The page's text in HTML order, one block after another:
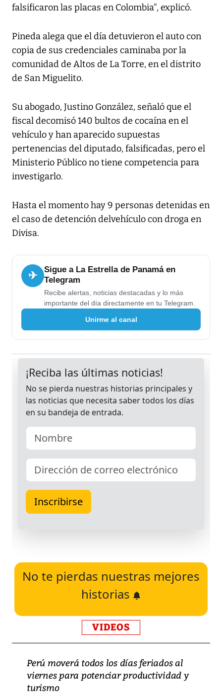
falsificaron las placas en Colombia", explicó.
Pineda alega que el día detuvieron el auto con
copia de sus credenciales caminaba por la
comunidad de Altos de La Torre, en el distrito
de San Miguelito.
Su abogado, Justino González, señaló que el
fiscal decomisó 140 bultos de cocaína en el
vehículo y han aparecido supuestas
pertenencias del diputado, falsificadas, pero el
Ministerio Público no tiene competencia para
investigarlo.
Hasta el momento hay 9 personas detenidas en
el caso de detención delvehículo con droga en
Divisa.
✈
Sigue a La Estrella de Panamá en
Telegram
Recibe alertas, noticias destacadas y lo más
importante del día directamente en tu Telegram.
Unirme al canal
No te pierdas nuestras mejores
historias
VIDEOS
Perú moverá todos los días feriados al
viernes para potenciar productividad y
turismo